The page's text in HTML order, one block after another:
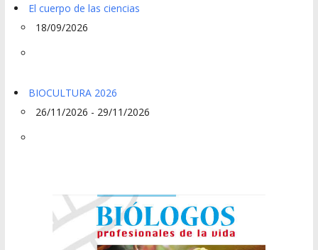
El cuerpo de las ciencias
18/09/2026
BIOCULTURA 2026
26/11/2026 - 29/11/2026